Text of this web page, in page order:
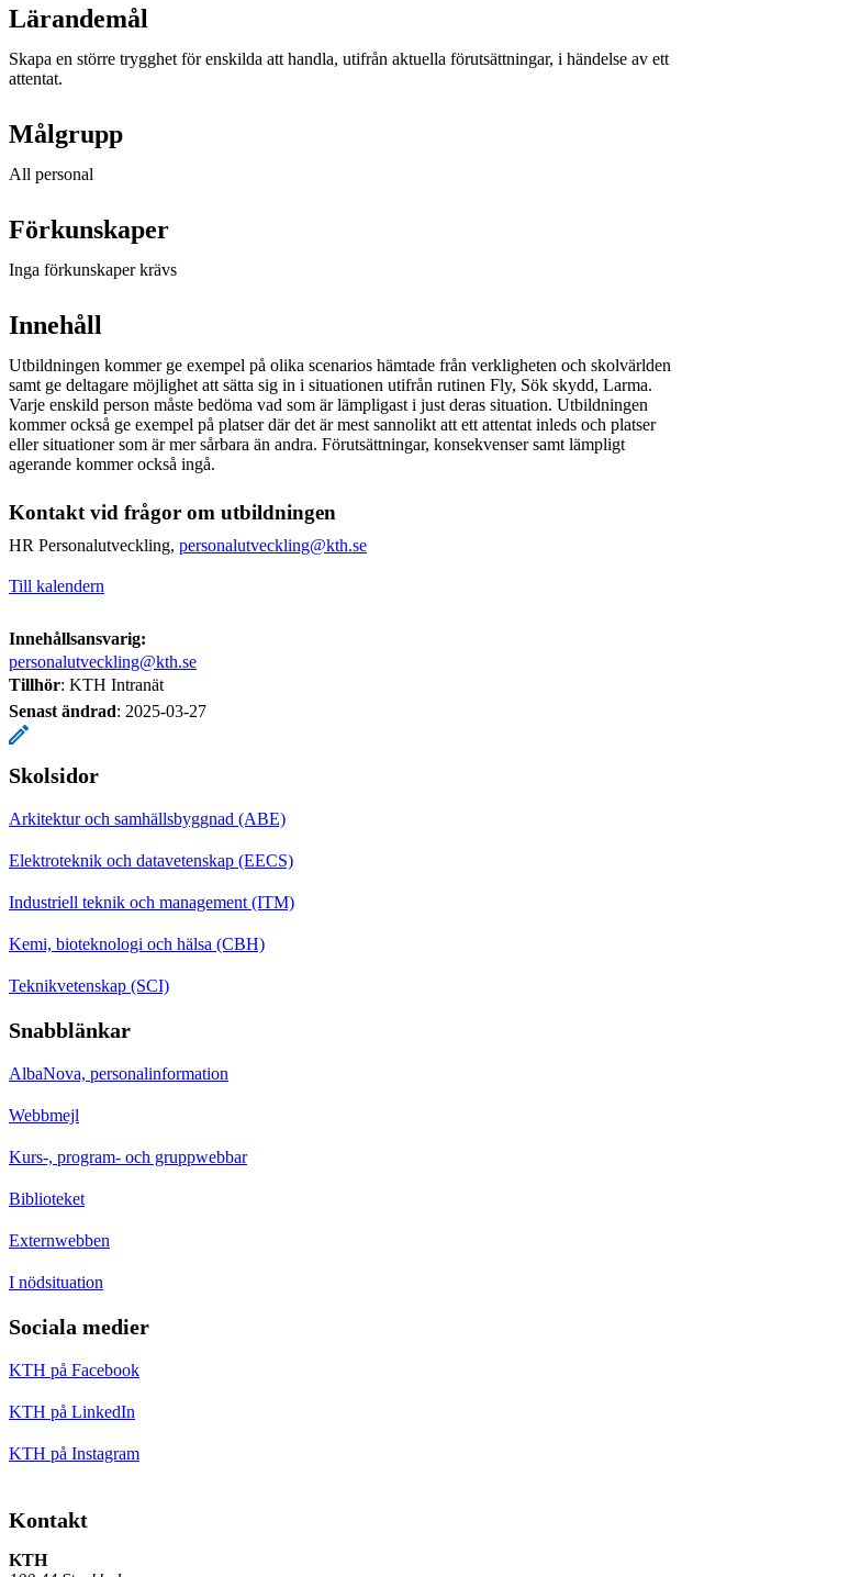
Lärandemål
Skapa en större trygghet för enskilda att handla, utifrån aktuella förutsättningar, i händelse av ett
attentat.
Målgrupp
All personal
Förkunskaper
Inga förkunskaper krävs
Innehåll
Utbildningen kommer ge exempel på olika scenarios hämtade från verkligheten och skolvärlden
samt ge deltagare möjlighet att sätta sig in i situationen utifrån rutinen Fly, Sök skydd, Larma.
Varje enskild person måste bedöma vad som är lämpligast i just deras situation. Utbildningen
kommer också ge exempel på platser där det är mest sannolikt att ett attentat inleds och platser
eller situationer som är mer sårbara än andra. Förutsättningar, konsekvenser samt lämpligt
agerande kommer också ingå.
Kontakt vid frågor om utbildningen
HR Personalutveckling, personalutveckling@kth.se
Till kalendern
Innehållsansvarig:
personalutveckling@kth.se
Tillhör: KTH Intranät
Senast ändrad: 2025-03-27
Skolsidor
Arkitektur och samhällsbyggnad (ABE)
Elektroteknik och datavetenskap (EECS)
Industriell teknik och management (ITM)
Kemi, bioteknologi och hälsa (CBH)
Teknikvetenskap (SCI)
Snabblänkar
AlbaNova, personalinformation
Webbmejl
Kurs-, program- och gruppwebbar
Biblioteket
Externwebben
I nödsituation
Sociala medier
KTH på Facebook
KTH på LinkedIn
KTH på Instagram
Kontakt
KTH